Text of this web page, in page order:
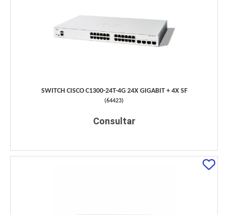
SWITCH CISCO C1300-24T-4G 24X GIGABIT + 4X SF
(64423)
Consultar